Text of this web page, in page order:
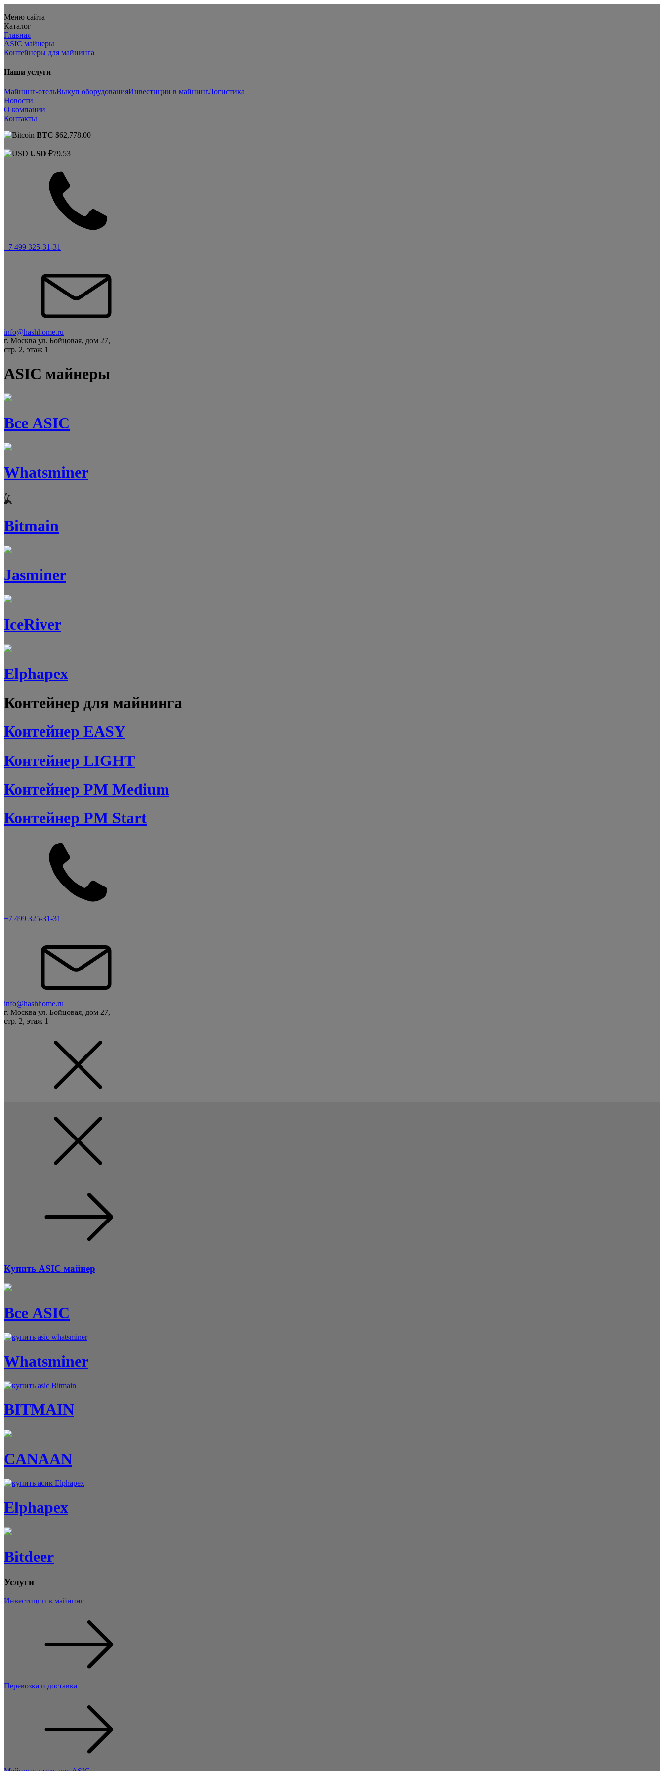
Меню сайта
Каталог
Главная
ASIC майнеры
Контейнеры для майнинга
Наши услуги
Майнинг-отельВыкуп оборудованияИнвестиции в майнингЛогистика
Новости
О компании
Контакты
BTC $62,778.00
USD ₽79.53
+7 499 325-31-31
info@hashhome.ru
г. Москва ул. Бойцовая, дом 27,
стр. 2, этаж 1
ASIC майнеры
Все ASIC
Whatsminer
Bitmain
Jasminer
IceRiver
Elphapex
Контейнер для майнинга
Контейнер EASY
Контейнер LIGHT
Контейнер PM Medium
Контейнер PM Start
+7 499 325-31-31
info@hashhome.ru
г. Москва ул. Бойцовая, дом 27,
стр. 2, этаж 1
Купить ASIC майнер
Все ASIC
Whatsminer
BITMAIN
CANAAN
Elphapex
Bitdeer
Услуги
Инвестиции в майнинг
Перевозка и доставка